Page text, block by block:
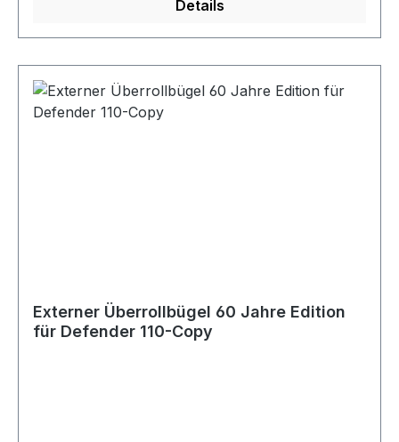
Details
Externer Überrollbügel 60 Jahre Edition
für Defender 110-Copy